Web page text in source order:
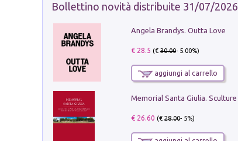
Bollettino novità distribuite 31/07/2026
Angela Brandys. Outta Love
€ 28.5 (€30.00- 5.00%)
aggiungi al carrello
€ 26.60 (€28.00- 5%)